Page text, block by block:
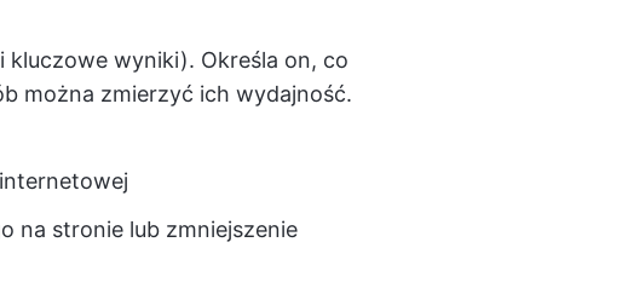
kluczowe wyniki). Określa on, co
można zmierzyć ich wydajność.
na stronie lub zmniejszenie